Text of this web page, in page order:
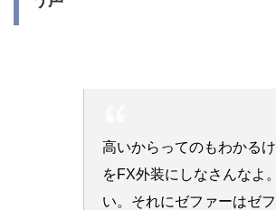
高いからってのもわかる
をFX外装にしなさんなよ
い。それにゼファーはゼ